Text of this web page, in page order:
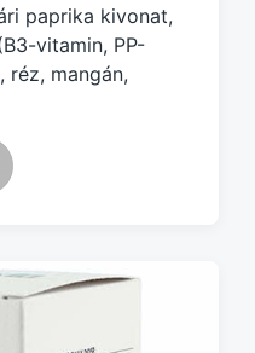
paprika kivonat,
vitamin, PP-
réz, mangán,